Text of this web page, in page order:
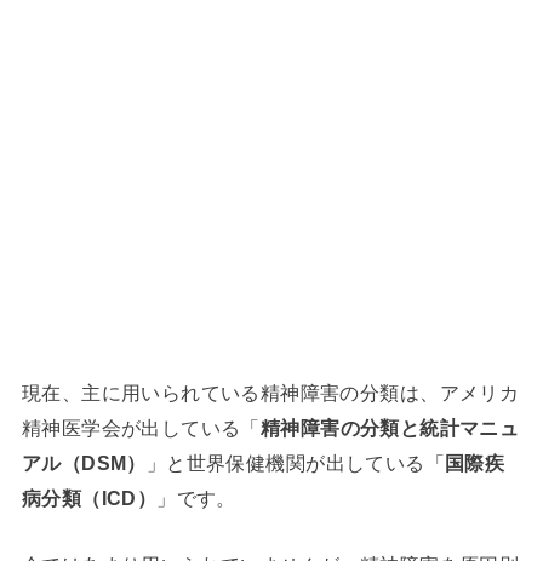
現在、主に用いられている精神障害の分類は、アメリカ
精神医学会が出している「精神障害の分類と統計マニュ
アル（DSM）
」と世界保健機関が出している「 国際疾
病分類（ICD）
」です。